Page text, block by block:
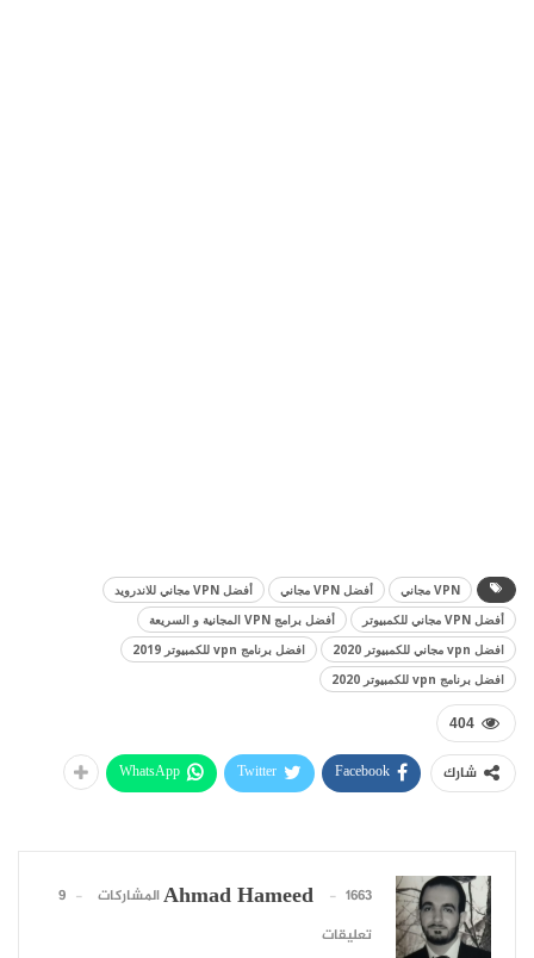
VPN مجاني أفضل VPN مجاني
أفضل VPN مجاني للاندرويد
أفضل VPN مجاني للكمبيوتر
أفضل برامج VPN المجانية و السريعة
افضل vpn مجاني للكمبيوتر 2020
افضل برنامج vpn للكمبيوتر 2019
افضل برنامج vpn للكمبيوتر 2020
404
شارك Facebook
Twitter
WhatsApp
Ahmad Hameed 1663 المشاركات
9
تعليقات